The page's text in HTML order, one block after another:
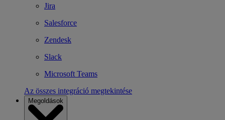
Jira
Salesforce
Zendesk
Slack
Microsoft Teams
Az összes integráció megtekintése
Megoldások